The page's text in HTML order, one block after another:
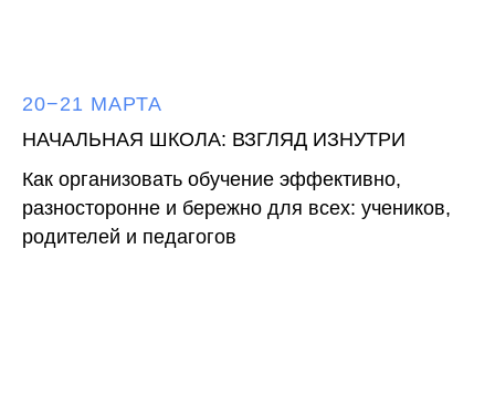
20−21 МАРТА
НАЧАЛЬНАЯ ШКОЛА: ВЗГЛЯД ИЗНУТРИ
Как организовать обучение эффективно,
разносторонне и бережно для всех: учеников,
родителей и педагогов